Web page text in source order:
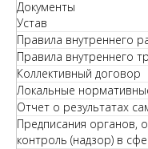
Документы
Устав
Правила внутреннего
Правила внутреннего
Коллективный договор
Локальные
Отчет о результатах
Предписания органов,
контроль (надзор) в